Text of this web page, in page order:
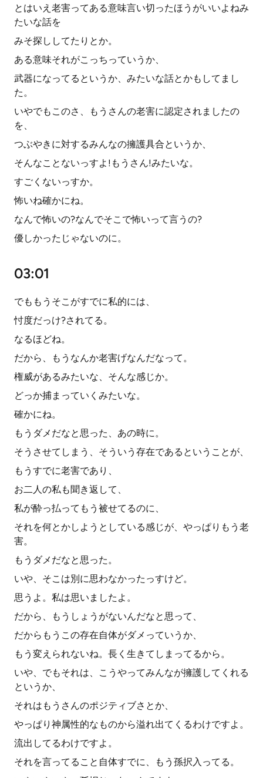
とはいえ老害ってある意味言い切ったほうがいいよねみ
たいな話を
みそ探ししてたりとか。
ある意味それがこっちっていうか、
武器になってるというか、みたいな話とかもしてまし
た。
いやでもこのさ、もうさんの老害に認定されましたの
を、
つぶやきに対するみんなの擁護具合というか、
そんなことないっすよ!もうさん!みたいな。
すごくないっすか。
怖いね確かにね。
なんで怖いの?なんでそこで怖いって言うの?
優しかったじゃないのに。
03:01
でももうそこがすでに私的には、
忖度だっけ?されてる。
なるほどね。
だから、もうなんか老害げなんだなって。
権威があるみたいな、そんな感じか。
どっか捕まっていくみたいな。
確かにね。
もうダメだなと思った、あの時に。
そうさせてしまう、そういう存在であるということが、
もうすでに老害であり、
お二人の私も聞き返して、
私が酔っ払ってもう被せてるのに、
それを何とかしようとしている感じが、やっぱりもう老
害。
もうダメだなと思った。
いや、そこは別に思わなかったっすけど。
思うよ。私は思いましたよ。
だから、もうしょうがないんだなと思って、
だからもうこの存在自体がダメっていうか、
もう変えられないね。長く生きてしまってるから。
いや、でもそれは、こうやってみんなが擁護してくれる
というか、
それはもうさんのポジティブさとか、
やっぱり神属性的なものから溢れ出てくるわけですよ。
流出してるわけですよ。
それを言ってること自体すでに、もう孫択入ってる。